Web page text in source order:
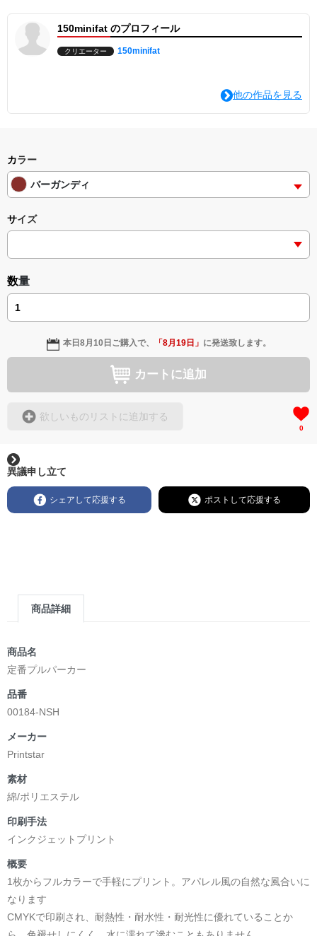
150minifat のプロフィール
クリエーター 150minifat
他の作品を見る
カラー
バーガンディ
サイズ
数量
本日8月10日 ご購入で、 「8月19日 」 に発送致します。
カートに追加
欲しいものリストに追加する
0
異議申し立て
シェアして応援する ポストして応援する
商品詳細
商品名
定番プルパーカー
品番
00184-NSH
メーカー
Printstar
素材
綿/ポリエステル
印刷手法
インクジェットプリント
概要
1枚からフルカラーで手軽にプリント。アパレル風の自然な風合いに
なります
CMYKで印刷され、耐熱性・耐水性・耐光性に優れていることか